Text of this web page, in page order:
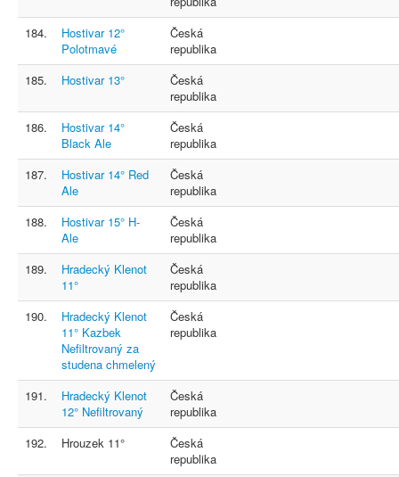
184.
Hostivar 12°
Polotmavé
Česká
republika
185.
Hostivar 13°
Česká
republika
186.
Hostivar 14°
Black Ale
Česká
republika
187.
Hostivar 14° Red
Ale
Česká
republika
188.
Hostivar 15° H-
Ale
Česká
republika
189.
Hradecký Klenot
11°
Česká
republika
190.
Hradecký Klenot
11° Kazbek
Nefiltrovaný za
studena chmelený
Česká
republika
191.
Hradecký Klenot
12° Nefiltrovaný
Česká
republika
192.
Hrouzek 11°
Česká
republika